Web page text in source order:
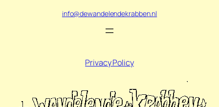
info@dewandelendekrabben.nl
Privacy Policy